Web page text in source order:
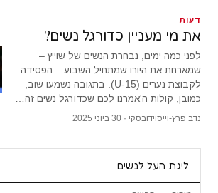
דעות
את מי מעניין כדורגל נשים?
לפני כמה ימים, נבחרת הנשים של שוייץ –
שמארחת את היורו שמתחיל השבוע – הפסידה
לקבוצת נערים (U-15). בתגובה נשמעו שוב,
כמובן, קולות ה'אמרנו לכם שכדורגל נשים זה…
נדב פרץ-וייסוידובסקי · 30 ביוני 2025
ליגת העל לנשים